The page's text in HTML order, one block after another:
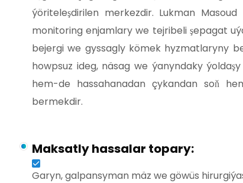
ýöriteleşdirilen merkezdir. Lukman
monitoring enjamlary we tejribeli şepagat
bejergi we gyssagly kömek hyzmatlaryny
howpsuz ideg, näsag we ýanyndaky
hem-de hassahanadan çykandan soň
bermekdir.
Maksatly hassalar topary:
Garyn, galpansyman mäz we göwüs